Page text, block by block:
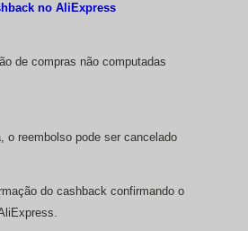
no AliExpress
de compras não computadas
o reembolso pode ser cancelado
do cashback confirmando o